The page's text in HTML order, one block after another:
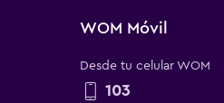
WOM Móvil
Desde tu celular WOM
103